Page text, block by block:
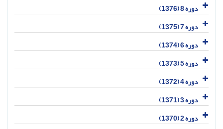
دوره 8 (1376)
دوره 7 (1375)
دوره 6 (1374)
دوره 5 (1373)
دوره 4 (1372)
دوره 3 (1371)
دوره 2 (1370)